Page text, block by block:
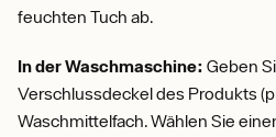
feuchten Tuch ab.
In der Waschmaschine: Geben
Verschlussdeckel des Produkts
Waschmittelfach. Wählen Sie